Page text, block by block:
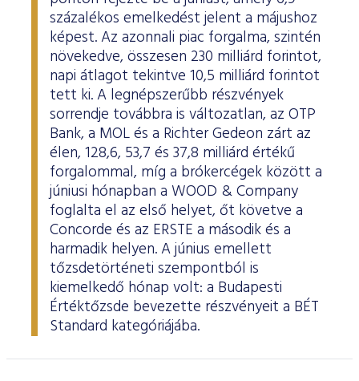
százalékos emelkedést jelent a májushoz
képest. Az azonnali piac forgalma, szintén
növekedve, összesen 230 milliárd forintot,
napi átlagot tekintve 10,5 milliárd forintot
tett ki. A legnépszerűbb részvények
sorrendje továbbra is változatlan, az OTP
Bank, a MOL és a Richter Gedeon zárt az
élen, 128,6, 53,7 és 37,8 milliárd értékű
forgalommal, míg a brókercégek között a
júniusi hónapban a WOOD & Company
foglalta el az első helyet, őt követve a
Concorde és az ERSTE a második és a
harmadik helyen. A június emellett
tőzsdetörténeti szempontból is
kiemelkedő hónap volt: a Budapesti
Értéktőzsde bevezette részvényeit a BÉT
Standard kategóriájába.